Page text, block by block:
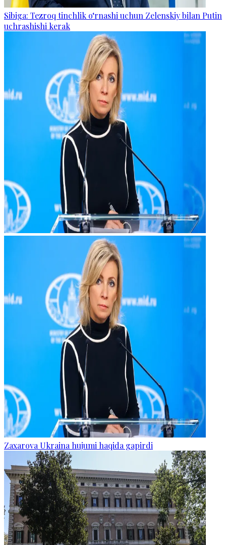
Sibiga: Tezroq tinchlik o‘rnashi uchun Zelenskiy bilan Putin
uchrashishi kerak
Zaxarova Ukraina hujumi haqida gapirdi